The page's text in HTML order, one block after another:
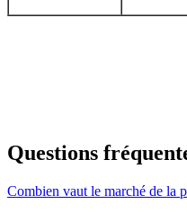
Questions
Combien vaut le marché de la